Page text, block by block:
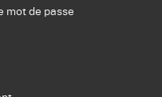
mot de passe